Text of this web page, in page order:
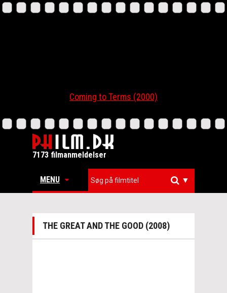
Coming to Terms (2000)
7173 filmanmeldelser
MENU ▼
THE GREAT AND THE GOOD (2008)